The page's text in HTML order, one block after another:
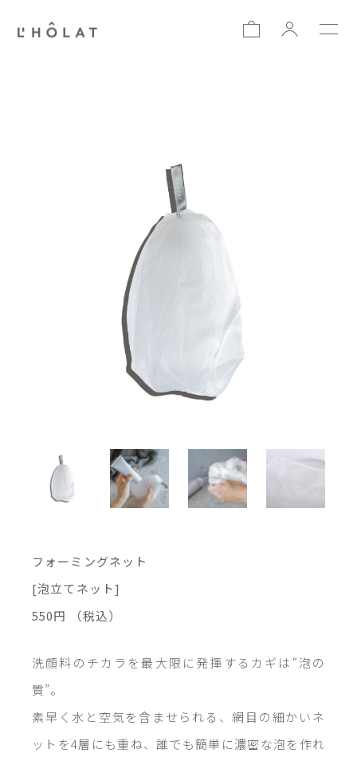
フォーミングネット
[泡立てネット]
550円
（税込）
洗顔料のチカラを最大限に発揮するカギは“泡の
質”。
素早く水と空気を含ませられる、網目の細かいネ
ットを4層にも重ね、誰でも簡単に濃密な泡を作れ